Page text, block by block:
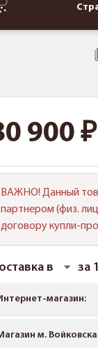
900
ВАЖНО! Данный
партнером (физ.
договору купли-
в за
магазин:
м.